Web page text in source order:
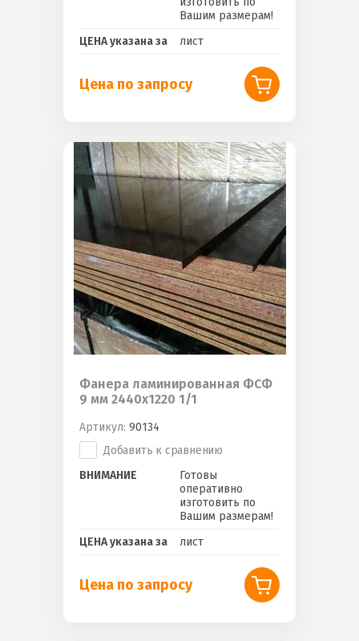
Вашим размерам!
ЦЕНА указана за
лист
Цена по запросу
Фанера ламинированная ФСФ
9 мм 2440х1220 1/1
Артикул: 90134
Добавить к сравнению
ВНИМАНИЕ
Готовы
оперативно
изготовить по
Вашим размерам!
ЦЕНА указана за
лист
Цена по запросу